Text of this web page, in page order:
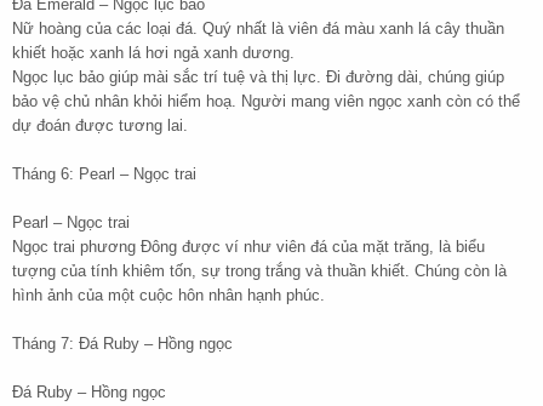
Đá Emerald – Ngọc lục bảo
Nữ hoàng của các loại đá. Quý nhất là viên đá màu xanh lá cây thuần
khiết hoặc xanh lá hơi ngả xanh dương.
Ngọc lục bảo giúp mài sắc trí tuệ và thị lực. Đi đường dài, chúng giúp
bảo vệ chủ nhân khỏi hiểm hoạ. Người mang viên ngọc xanh còn có thể
dự đoán được tương lai.
Tháng 6: Pearl – Ngọc trai
Pearl – Ngọc trai
Ngọc trai phương Đông được ví như viên đá của mặt trăng, là biểu
tượng của tính khiêm tốn, sự trong trắng và thuần khiết. Chúng còn là
hình ảnh của một cuộc hôn nhân hạnh phúc.
Tháng 7: Đá Ruby – Hồng ngọc
Đá Ruby – Hồng ngọc